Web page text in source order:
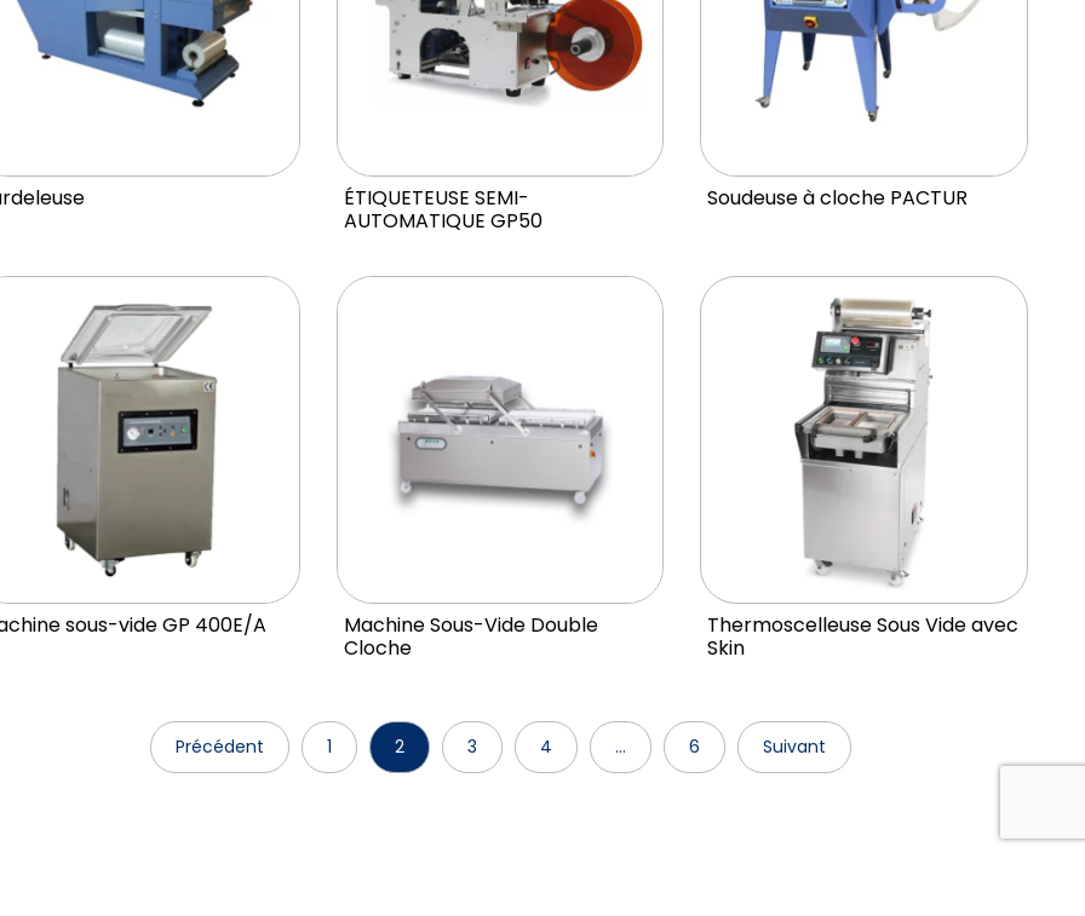
ÉTIQUETEUSE SEMI-
AUTOMATIQUE GP50
Soudeuse à cloche PACTUR
sous-vide GP 400E/A
Machine Sous-Vide Double
Cloche
Thermoscelleuse Sous Vide avec
Skin
Précédent 1 2 3 4 … 6 Suivant